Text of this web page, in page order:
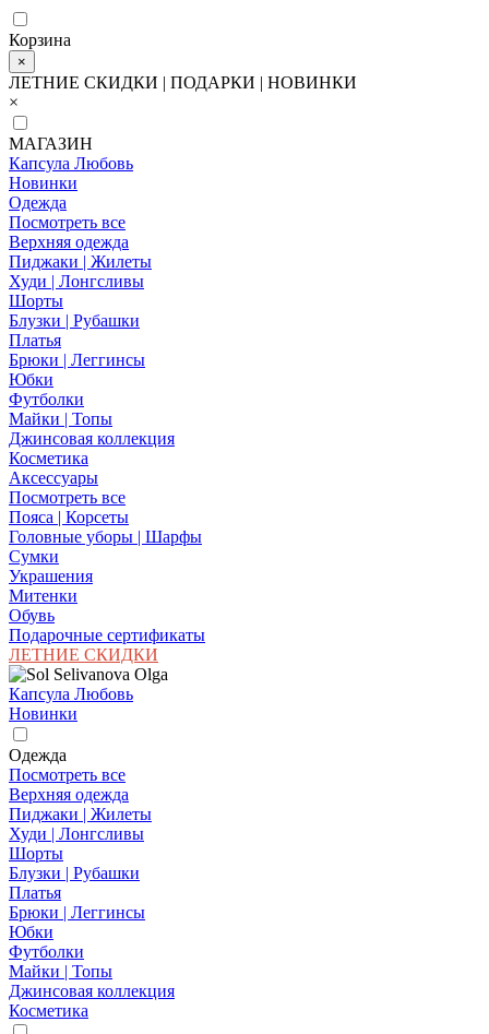
Корзина
×
ЛЕТНИЕ СКИДКИ | ПОДАРКИ | НОВИНКИ
×
МАГАЗИН
Капсула Любовь
Новинки
Одежда
Посмотреть все
Верхняя одежда
Пиджаки | Жилеты
Худи | Лонгсливы
Шорты
Блузки | Рубашки
Платья
Брюки | Леггинсы
Юбки
Футболки
Майки | Топы
Джинсовая коллекция
Косметика
Аксессуары
Посмотреть все
Пояса | Корсеты
Головные уборы | Шарфы
Сумки
Украшения
Митенки
Обувь
Подарочные сертификаты
ЛЕТНИЕ СКИДКИ
Капсула Любовь
Новинки
Одежда
Посмотреть все
Верхняя одежда
Пиджаки | Жилеты
Худи | Лонгсливы
Шорты
Блузки | Рубашки
Платья
Брюки | Леггинсы
Юбки
Футболки
Майки | Топы
Джинсовая коллекция
Косметика